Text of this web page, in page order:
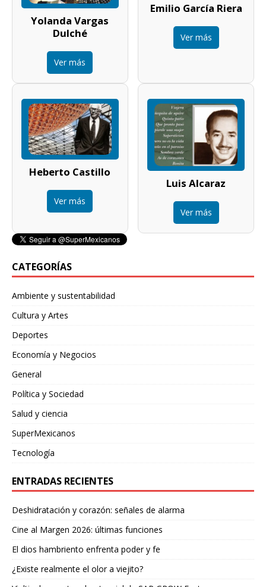
Yolanda Vargas
Dulché
Ver más
Emilio García Riera
Ver más
Heberto Castillo
Ver más
Luis Alcaraz
Ver más
CATEGORÍAS
Ambiente y sustentabilidad
Cultura y Artes
Deportes
Economía y Negocios
General
Política y Sociedad
Salud y ciencia
SuperMexicanos
Tecnología
ENTRADAS RECIENTES
Deshidratación y corazón: señales de alarma
Cine al Margen 2026: últimas funciones
El dios hambriento enfrenta poder y fe
¿Existe realmente el olor a viejito?